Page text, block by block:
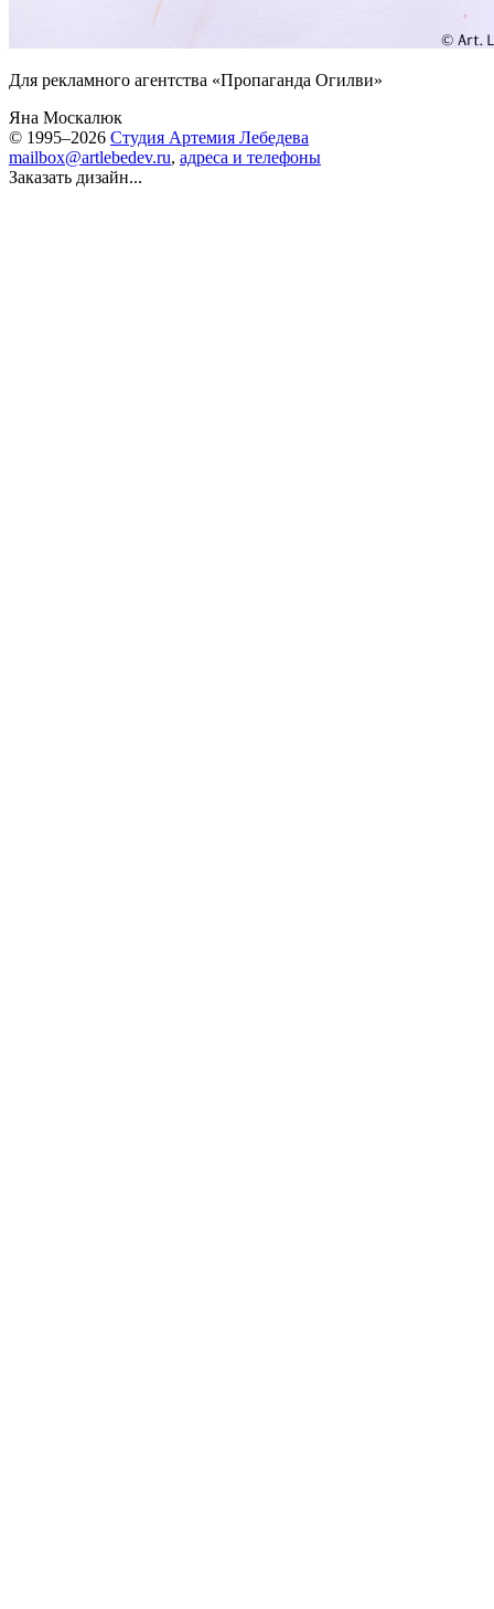
Для рекламного агентства «Пропаганда Огилви»
Яна Москалюк
© 1995–2026 Студия Артемия Лебедева
mailbox@artlebedev.ru, адреса и телефоны
Заказать дизайн...